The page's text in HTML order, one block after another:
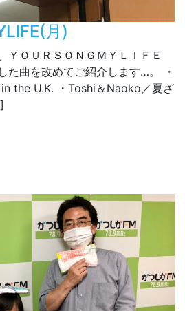
月)
ＹＯＵＲＳＯＮＧＭＹＬＩＦＥ
た曲を改めてご紹介します…。 ・
the U.K. ・Toshi＆Naoko／夏ざ